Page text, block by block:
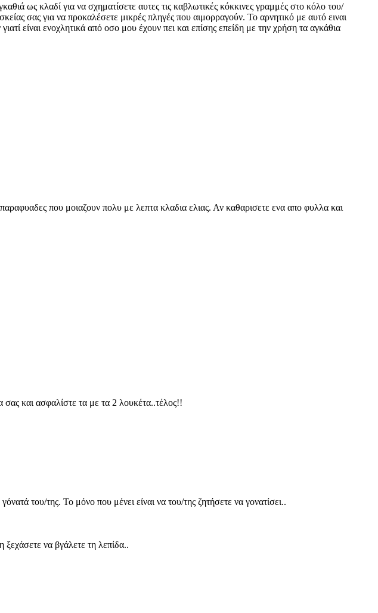
ως κλαδί για να σχηματίσετε αυτες τις καβλωτικές κόκκινες γραμμές στο κόλο του/
σας για να προκαλέσετε μικρές πληγές που αιμορραγούν. Το αρνητικό με αυτό ειναι
είναι ενοχλητικά από οσο μου έχουν πει και επίσης επείδη με την χρήση τα αγκάθια
που μοιαζουν πολυ με λεπτα κλαδια ελιας. Αν καθαρισετε ενα απο φυλλα και
και ασφαλίστε τα με τα 2 λουκέτα..τέλος!!
του/της. Το μόνο που μένει είναι να του/της ζητήσετε να γονατίσει..
να βγάλετε τη λεπίδα..